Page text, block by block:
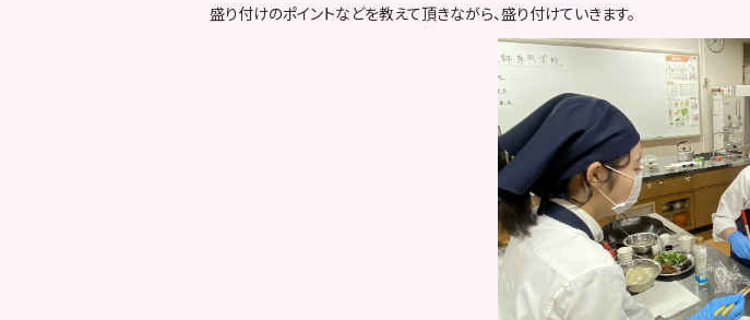
盛り付けのポイントなどを教えて頂きながら、盛り付けていきます。